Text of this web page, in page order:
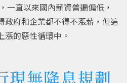
一直以來國內薪資普遍偏低，
政府和企業都不得不漲薪，但這
漲的惡性循環中。
現無降息規劃